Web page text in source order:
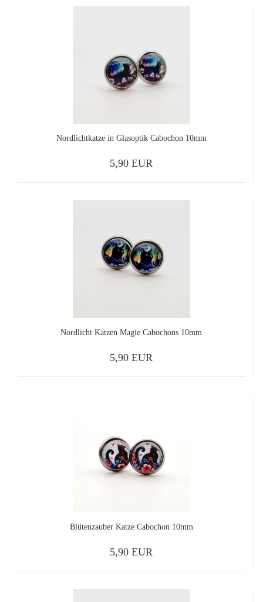
Nordlichtkatze in Glasoptik Cabochon 10mm
5,90 EUR
Nordlicht Katzen Magie Cabochons 10mm
5,90 EUR
Blütenzauber Katze Cabochon 10mm
5,90 EUR